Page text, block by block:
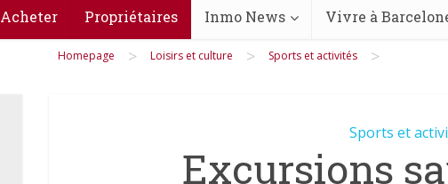
Acheter Propriétaires Inmo News Vivre à
Homepage > Loisirs et culture > Sports et activités >
Sports et
Excursions